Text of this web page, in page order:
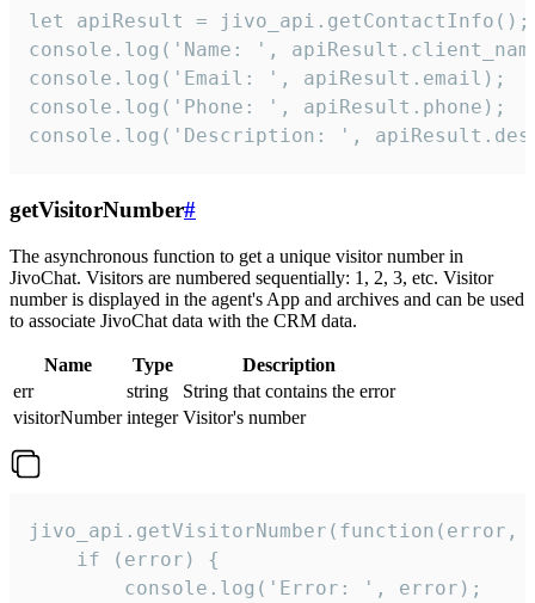
let apiResult = jivo_api.getContactInfo();
console.log('Name: ',
console.log('Email: ', apiResult.email);
console.log('Phone: ', apiResult.phone);
console.log('Description: ',
getVisitorNumber#
The asynchronous function to get a unique visitor number in
JivoChat. Visitors are numbered sequentially: 1, 2, 3, etc. Visitor
number is displayed in the agent's App and archives and can be used
to associate JivoChat data with the CRM data.
Name Type
Description
err
string
String that contains the error
visitorNumber integer Visitor's number
jivo_api.getVisitorNumber(function(error,
    if (error) {
        console.log('Error: ', error);